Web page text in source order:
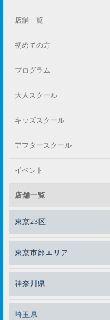
店舗一覧
初めての方
プログラム
大人スクール
キッズスクール
アフタースクール
イベント
店舗一覧
東京23区
メガロスルフレ恵比寿
メガロス日比谷シャンテ
東京市部エリア
メガロス三鷹
神奈川県
埼玉県